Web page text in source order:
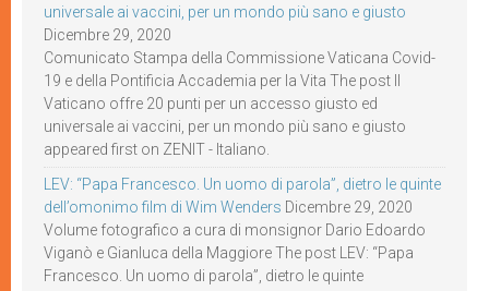
universale ai vaccini, per un mondo più sano e giusto
Dicembre 29, 2020
Comunicato Stampa della Commissione Vaticana Covid-
19 e della Pontificia Accademia per la Vita The post Il
Vaticano offre 20 punti per un accesso giusto ed
universale ai vaccini, per un mondo più sano e giusto
appeared first on ZENIT - Italiano.
LEV: “Papa Francesco. Un uomo di parola”, dietro le quinte
dell’omonimo film di Wim Wenders Dicembre 29, 2020
Volume fotografico a cura di monsignor Dario Edoardo
Viganò e Gianluca della Maggiore The post LEV: “Papa
Francesco. Un uomo di parola”, dietro le quinte